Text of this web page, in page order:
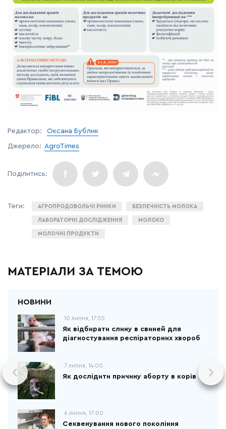
Редактор: Оксана Бублик
Джерело: AgroTimes
АГРОПРОДОВОЛЬЧІ РИНКИ БЕЗПЕЧНІСТЬ МОЛОКА
ЛАБОРАТОРНІ ДОСЛІДЖЕННЯ МОЛОКО
МОЛОЧНІ ПРОДУКТИ
МАТЕРІАЛИ ЗА ТЕМОЮ
10 липня, 17:55
Як відбирати слину в свиней для
діагностування респіраторних хвороб
7 липня, 14:00
Як дослідити причину аборту в корів
6 липня, 17:00
Секвенування нового покоління